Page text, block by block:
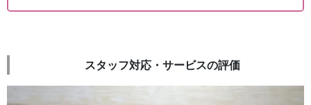
スタッフ対応・サービスの評価